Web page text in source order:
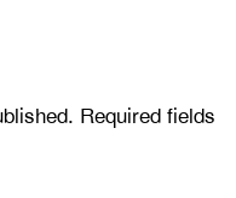
Required fields